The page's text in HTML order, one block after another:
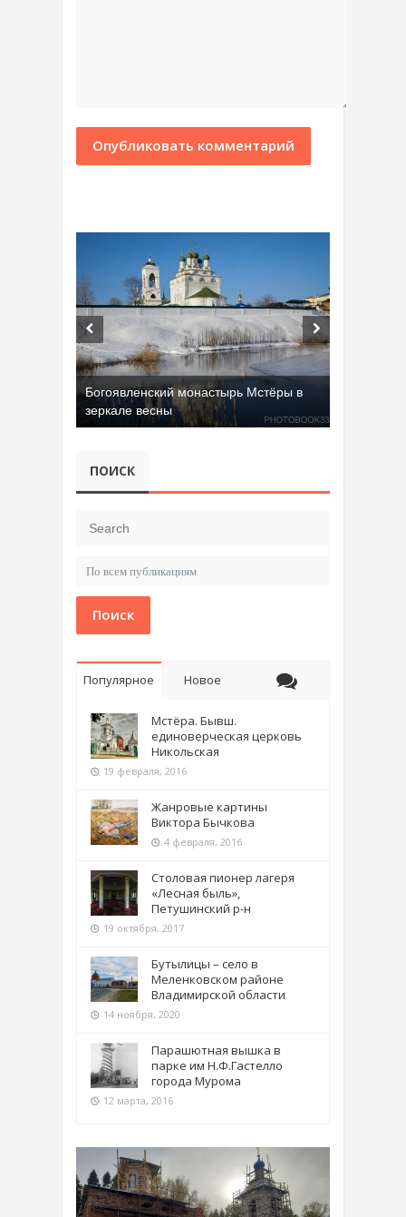
Богоявленский монастырь Мстёры в
зеркале весны
ПОИСК
Поиск
Популярное Новое
Мстёра. Бывш.
единоверческая церковь
Никольская
19 февраля, 2016
Жанровые картины
Виктора Бычкова
4 февраля, 2016
Столовая пионер лагеря
«Лесная быль»,
Петушинский р-н
19 октября, 2017
Бутылицы – село в
Меленковском районе
Владимирской области
14 ноября, 2020
Парашютная вышка в
парке им Н.Ф.Гастелло
города Мурома
12 марта, 2016